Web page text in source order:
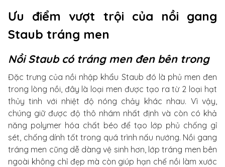
Ưu điểm vượt trội của nồi gang
Staub tráng men
Nồi Staub có tráng men đen bên trong
Đặc trưng của nồi nhập khẩu Staub đó là phủ men đen
trong lòng nồi, đây là loại men được tạo ra từ 2 loại hạt
thủy tinh với nhiệt độ nóng chảy khác nhau. Vì vậy,
chúng giữ được độ thô nhám nhất định và còn có khả
năng polymer hóa chất béo để tạo lớp phủ chống gỉ
sét, chống dính tốt trong quá trình nấu nướng. Nồi gang
tráng men cũng dễ dàng vệ sinh hơn, lớp tráng men bên
ngoài không chỉ đẹp mà còn giúp hạn chế nồi làm xước